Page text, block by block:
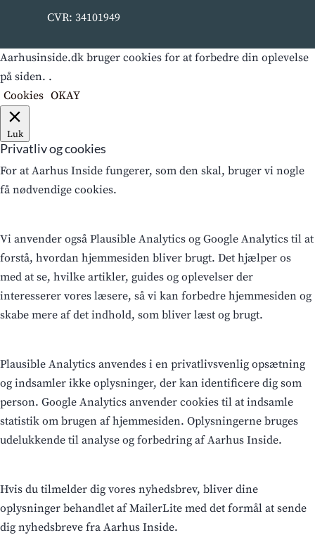
CVR: 34101949
Aarhusinside.dk bruger cookies for at forbedre din oplevelse
på siden. .
Cookies OKAY
Luk
Privatliv og cookies
For at Aarhus Inside fungerer, som den skal, bruger vi nogle
få nødvendige cookies.
Vi anvender også Plausible Analytics og Google Analytics til at
forstå, hvordan hjemmesiden bliver brugt. Det hjælper os
med at se, hvilke artikler, guides og oplevelser der
interesserer vores læsere, så vi kan forbedre hjemmesiden og
skabe mere af det indhold, som bliver læst og brugt.
Plausible Analytics anvendes i en privatlivsvenlig opsætning
og indsamler ikke oplysninger, der kan identificere dig som
person. Google Analytics anvender cookies til at indsamle
statistik om brugen af hjemmesiden. Oplysningerne bruges
udelukkende til analyse og forbedring af Aarhus Inside.
Hvis du tilmelder dig vores nyhedsbrev, bliver dine
oplysninger behandlet af MailerLite med det formål at sende
dig nyhedsbreve fra Aarhus Inside.